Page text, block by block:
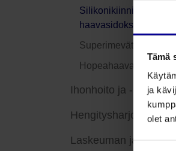
Tämä
ja
olet
Silikonikiinnitteiset
haavasidokset
Superimevät
Hopeahaavasidokset
Ihonhoito ja -suoja
Laskeuman ja